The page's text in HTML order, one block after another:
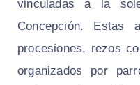
vinculadas a la
Concepción. Estas
procesiones, rezos
organizados por